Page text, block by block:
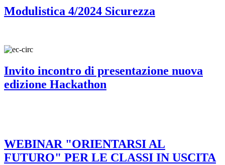
Modulistica 4/2024 Sicurezza
Invito incontro di presentazione nuova
edizione Hackathon
WEBINAR "ORIENTARSI AL
FUTURO" PER LE CLASSI IN USCITA